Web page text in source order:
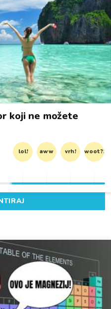
koji ne možete
lol! aww vrh! woot?!